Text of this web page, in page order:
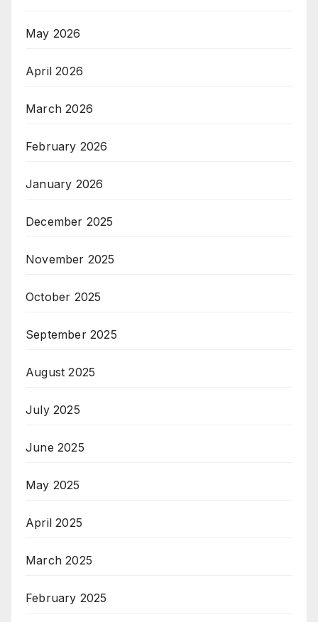
May 2026
April 2026
March 2026
February 2026
January 2026
December 2025
November 2025
October 2025
September 2025
August 2025
July 2025
June 2025
May 2025
April 2025
March 2025
February 2025